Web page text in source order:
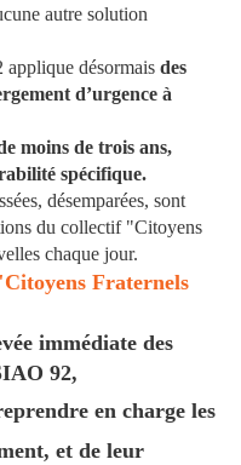
autre solution
désormais des
d’urgence à
moins de trois ans,
spécifique.
désemparées, sont
du collectif "Citoyens
chaque jour.
Fraternels
immédiate des
92,
en charge les
et de leur